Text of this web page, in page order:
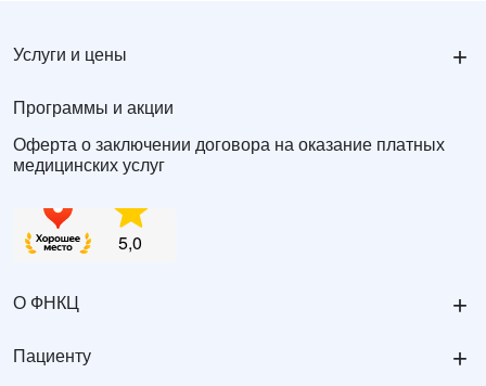
Услуги и цены +
Программы и акции
Оферта о заключении договора на оказание платных
медицинских услуг
О ФНКЦ +
Пациенту +